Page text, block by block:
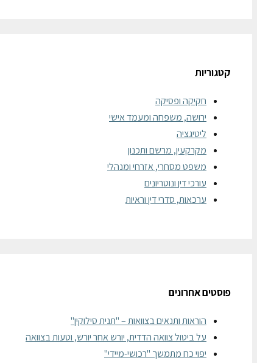
קטגוריות
חקיקה ופסיקה
ירושה, משפחה ומעמד אישי
ליטיגציה
מקרקעין, מרשם ותכנון
משפט מסחרי, אזרחי ומנהלי
עורכי דין ונוטריונים
ערכאות, סדרי דין וראיות
פוסטים אחרונים
הוראות ותנאים בצוואות – "תנית סילוקין"
על ביטול צוואה הדדית, יורש אחר יורש, וטעות בצוואה
יפוי כח מתמשך "רכושי-מיידי"